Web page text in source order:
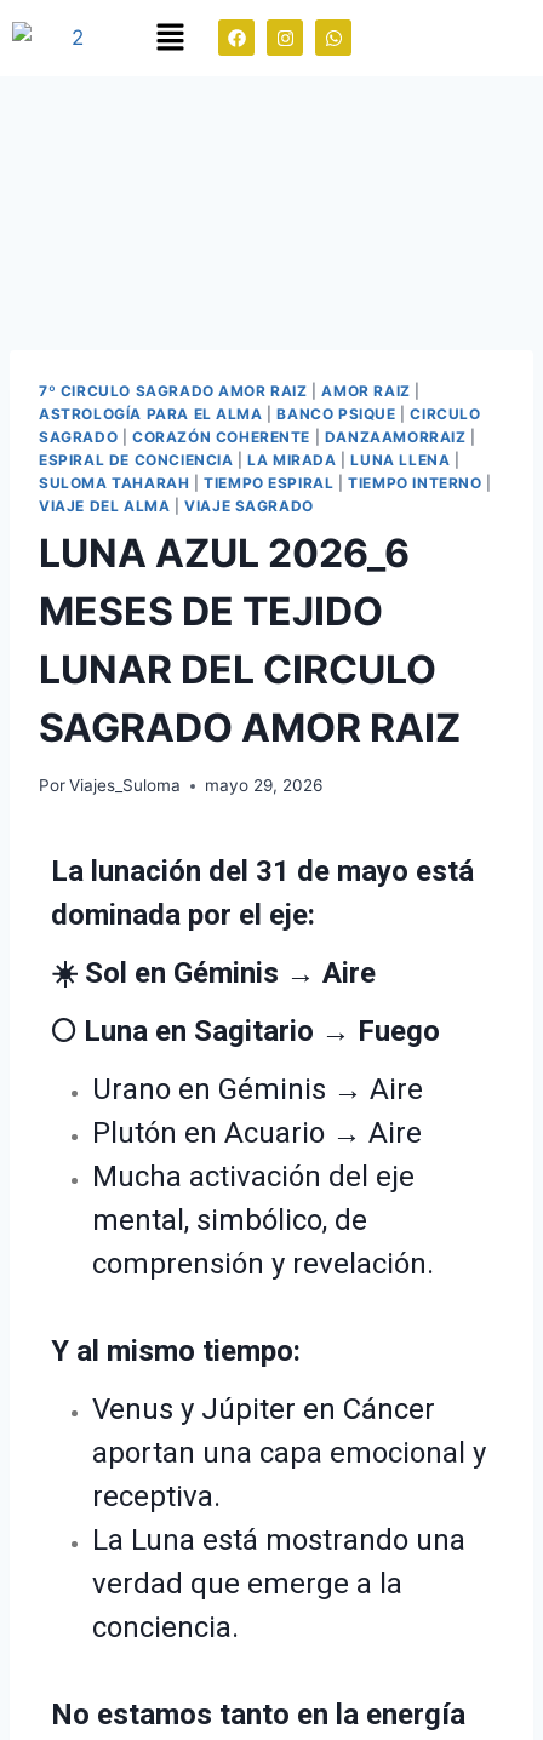
7º CIRCULO SAGRADO AMOR RAIZ |AMOR RAIZ
ASTROLOGÍA PARA EL ALMA
|BANCO PSIQUE |CIRCULO
SAGRADO
CORAZÓN COHERENTE DANZAAMORRAIZ
ESPIRAL DE CONCIENCIA |LA MIRADA |LUNA LLENA
SULOMA TAHARAH |TIEMPO ESPIRAL |TIEMPO INTERNO
VIAJE DEL ALMA |VIAJE SAGRADO
LUNA AZUL 2026_6
MESES DE TEJIDO
LUNAR DEL CIRCULO
SAGRADO AMOR RAIZ
PorViajes_Suloma mayo 29, 2026
La lunación del 31 de mayo está
dominada por el eje:
☀️ Sol en Géminis → Aire
🌕 Luna en Sagitario → Fuego
Urano en Géminis → Aire
Plutón en Acuario → Aire
Mucha activación del eje
mental, simbólico, de
comprensión y revelación.
Y al mismo tiempo:
Venus y Júpiter en Cáncer
aportan una capa emocional y
receptiva.
La Luna está mostrando una
verdad que emerge a la
conciencia.
No estamos tanto en la energía